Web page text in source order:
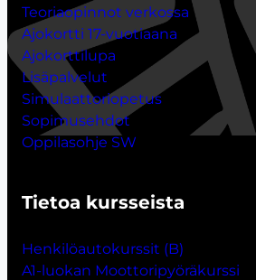
Teoriaopinnot verkossa
Ajokortti 17-vuotiaana
Ajokorttilupa
Lisäpalvelut
Simulaattoriopetus
Sopimusehdot
Oppilasohje SW
Tietoa kursseista
Henkilöautokurssit (B)
A1-luokan Moottoripyöräkurssi